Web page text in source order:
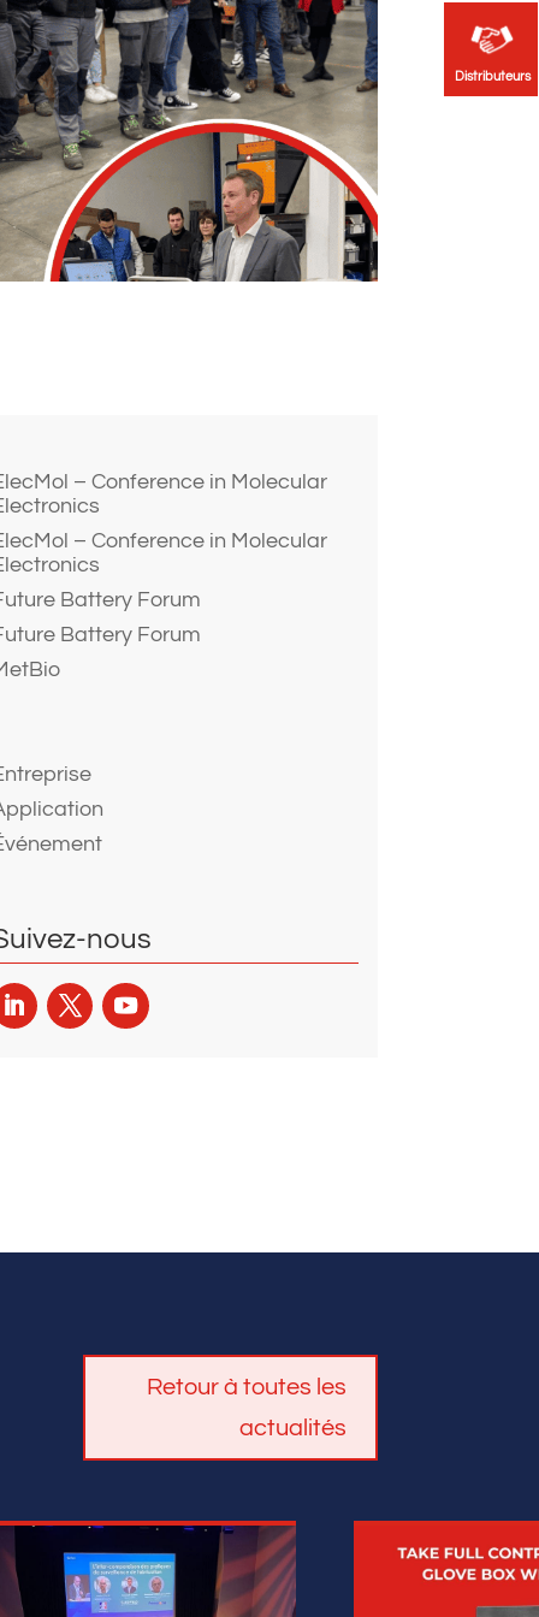
Distributeurs
Distributeurs
– Conference in Molecular
– Conference in Molecular
Battery Forum
Battery Forum
nous
Retour à toutes les
actualités